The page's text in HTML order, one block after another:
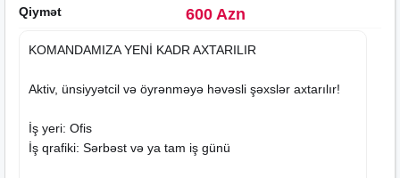
Qiymət
600 Azn
KOMANDAMIZA YENİ KADR AXTARILIR
Aktiv, ünsiyyətcil və öyrənməyə həvəsli şəxslər axtarılır!
İş yeri: Ofis
İş qrafiki: Sərbəst və ya tam iş günü